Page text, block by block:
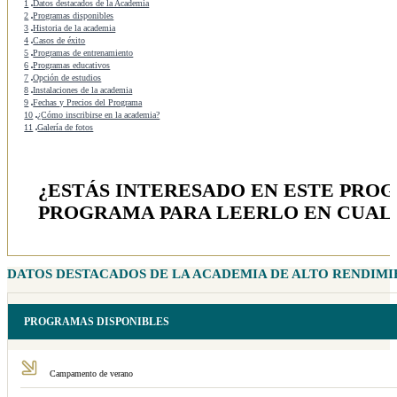
1
Datos destacados de la Academia
2 Programas disponibles
3 Historia de la academia
4 Casos de éxito
5 Programas de entrenamiento
6 Programas educativos
7 Opción de estudios
8 Instalaciones de la academia
9 Fechas y Precios del Programa
10 ¿Cómo inscribirse en la academia?
11
Galería de fotos
¿ESTÁS INTERESADO EN ESTE
PROGRAMA PARA LEERLO EN
DATOS DESTACADOS DE LA ACADEMIA DE ALTO
PROGRAMAS DISPONIBLES
Campamento de verano